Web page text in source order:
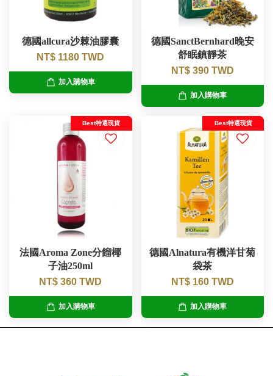
德國allcura沙棘油膠囊
NT$ 1180 TWD
加入購物車
德國SanctBernhard晚安
舒眠鎮靜茶
NT$ 390 TWD
加入購物車
Best特選現貨
法國Aroma Zone分餾椰
子油250ml
NT$ 360 TWD
加入購物車
Best特選現貨
德國Alnatura有機洋甘菊
袋茶
NT$ 160 TWD
加入購物車